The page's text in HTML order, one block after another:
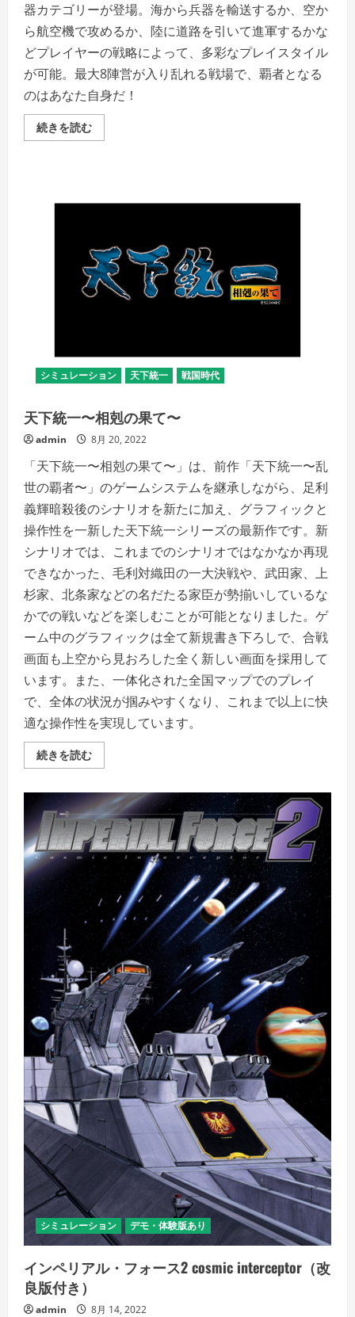
器カテゴリーが登場。海から兵器を輸送するか、空か
ら航空機で攻めるか、陸に道路を引いて進軍するかな
どプレイヤーの戦略によって、多彩なプレイスタイル
が可能。最大8陣営が入り乱れる戦場で、覇者となる
のはあなた自身だ！
続きを読む大
戦
ク
詳
細
を
ご
覧
シミュレーション 天下統一 戦国時代
天下統一〜相剋の果て〜
admin 8月 20, 2022
「天下統一〜相剋の果て〜」は、前作「天下統一〜乱
世の覇者〜」のゲームシステムを継承しながら、足利
義輝暗殺後のシナリオを新たに加え、グラフィックと
操作性を一新した天下統一シリーズの最新作です。新
シナリオでは、これまでのシナリオではなかなか再現
できなかった、毛利対織田の一大決戦や、武田家、上
杉家、北条家などの名だたる家臣が勢揃いしているな
かでの戦いなどを楽しむことが可能となりました。ゲ
ーム中のグラフィックは全て新規書き下ろしで、合戦
画面も上空から見おろした全く新しい画面を採用して
います。また、一体化された全国マップでのプレイ
で、全体の状況が掴みやすくなり、これまで以上に快
適な操作性を実現しています。
続きを読む天
下
相
剋
の
果
て〜
の
ご
覧
く
だ
シミュレーション デモ・体験版あり
インペリアル・フォース2 cosmic interceptor（改
良版付き）
admin 8月 14, 2022